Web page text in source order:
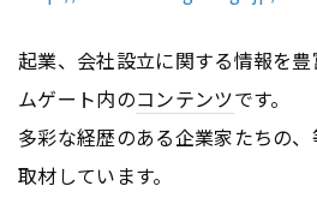
起業、会社設立に関する情報を
ムゲート内のコンテンツです。
多彩な経歴のある企業家たちの
取材しています。